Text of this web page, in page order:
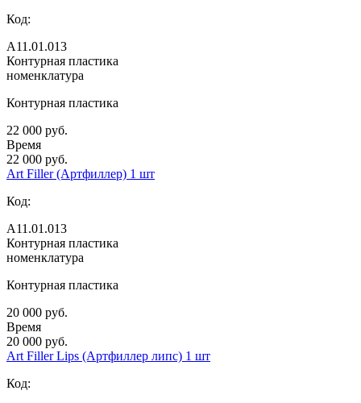
Код:
А11.01.013
Контурная пластика
номенклатура
Контурная пластика
22 000 руб.
Время
22 000 руб.
Art Filler (Артфиллер) 1 шт
Код:
А11.01.013
Контурная пластика
номенклатура
Контурная пластика
20 000 руб.
Время
20 000 руб.
Art Filler Lips (Артфиллер липс) 1 шт
Код: